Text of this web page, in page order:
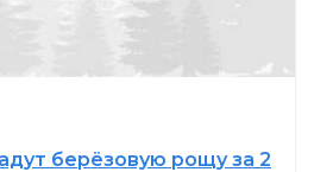
берёзовую рощу за 2